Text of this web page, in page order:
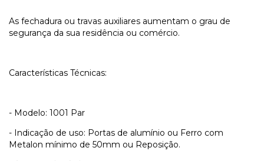
As fechadura ou travas auxiliares aumentam o grau de
segurança da sua residência ou comércio.
Características Técnicas:
- Modelo: 1001 Par
- Indicação de uso: Portas de alumínio ou Ferro com
Metalon mínimo de 50mm ou Reposição.